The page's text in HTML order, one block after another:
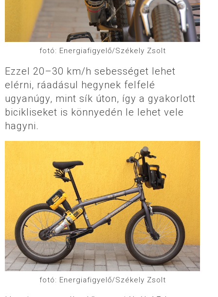
fotó: Energiafigyelő/Székely Zsolt
Ezzel 20–30 km/h sebességet lehet
elérni, ráadásul hegynek felfelé
ugyanúgy, mint sík úton, így a gyakorlott
bicikliseket is könnyedén le lehet vele
hagyni.
fotó: Energiafigyelő/Székely Zsolt